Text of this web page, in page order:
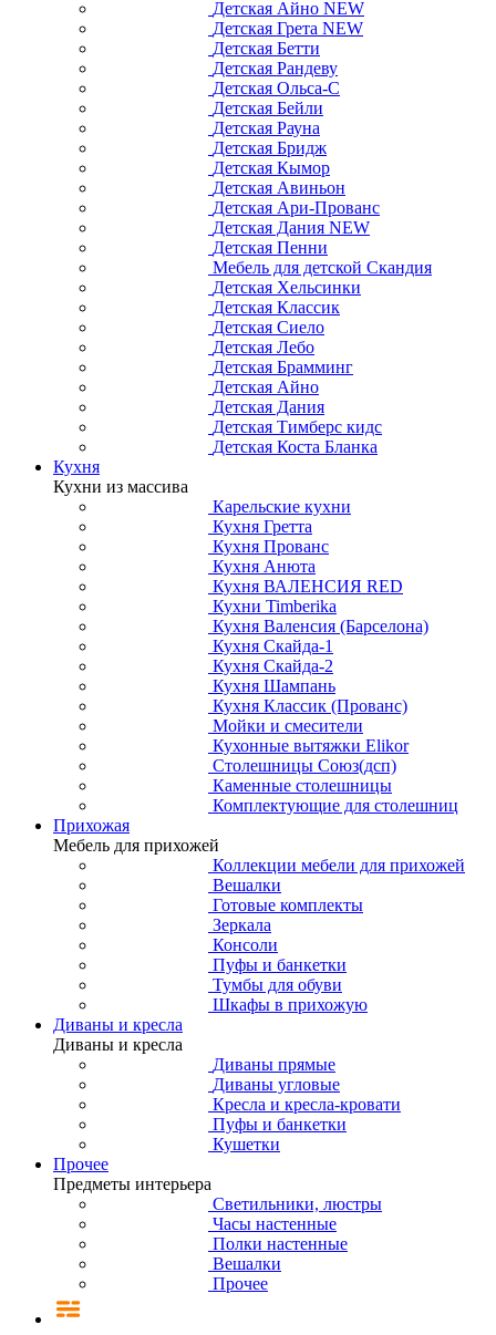
Детская Айно NEW
Детская Грета NEW
Детская Бетти
Детская Рандеву
Детская Ольса-С
Детская Бейли
Детская Рауна
Детская Бридж
Детская Кымор
Детская Авиньон
Детская Ари-Прованс
Детская Дания NEW
Детская Пенни
Мебель для детской Скандия
Детская Хельсинки
Детская Классик
Детская Сиело
Детская Лебо
Детская Брамминг
Детская Айно
Детская Дания
Детская Тимберс кидс
Детская Коста Бланка
Кухня
Кухни из массива
Карельские кухни
Кухня Гретта
Кухня Прованс
Кухня Анюта
Кухня ВАЛЕНСИЯ RED
Кухни Timberika
Кухня Валенсия (Барселона)
Кухня Скайда-1
Кухня Скайда-2
Кухня Шампань
Кухня Классик (Прованс)
Мойки и смесители
Кухонные вытяжки Elikor
Столешницы Союз(дсп)
Каменные столешницы
Комплектующие для столешниц
Прихожая
Мебель для прихожей
Коллекции мебели для прихожей
Вешалки
Готовые комплекты
Зеркала
Консоли
Пуфы и банкетки
Тумбы для обуви
Шкафы в прихожую
Диваны и кресла
Диваны и кресла
Диваны прямые
Диваны угловые
Кресла и кресла-кровати
Пуфы и банкетки
Кушетки
Прочее
Предметы интерьера
Светильники, люстры
Часы настенные
Полки настенные
Вешалки
Прочее